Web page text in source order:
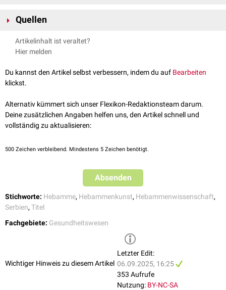
abgeschlossenes
Das fachliche Berufsstudium dauert zwei Semester und umfasst
insgesamt 60ECTS-Punkte
Masterstudium der Gesundheits- und Pflegewissenschaft (Master
strukovne studije)
Quellen
Академија васпитачко – медицинских струковних студија, Одсек
медицинских студија Ћуприја:
СЕСТРА - БАБИЦА
, abgerufen am 06.09.2025
↑ АКАДЕМИЈА СТРУКОВНИХ СТУДИЈА ШАБАЦ, Одсек за
медицинска сестра
, abgerufen am 06.09.2025
Artikelinhalt ist veraltet?
Hier melden
Du kannst den Artikel selbst verbessern, indem du auf Bearbeiten
klickst.
Alternativ kümmert sich unser Flexikon-Redaktionsteam darum.
Deine zusätzlichen Angaben helfen uns, den Artikel schnell und
vollständig zu aktualisieren:
500 Zeichen verbleibend. Mindestens 5 Zeichen benötigt.
Absenden
Stichworte: Hebamme, Hebammenkunst, Hebammenwissenschaft,
Serbien, Titel
Fachgebiete: Gesundheitswesen
Wichtiger Hinweis zu diesem Artikel
Letzter Edit:
06.09.2025, 16:25
353 Aufrufe
Nutzung: BY-NC-SA